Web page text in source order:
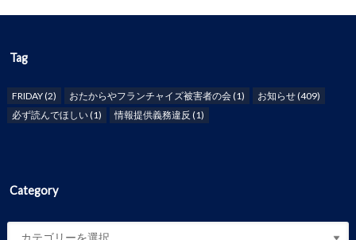
Tag
FRIDAY(2) おたからやフランチャイズ被害者の会(1) お知らせ(409)
必ず読んでほしい(1) 情報提供義務違反 (1)
Category